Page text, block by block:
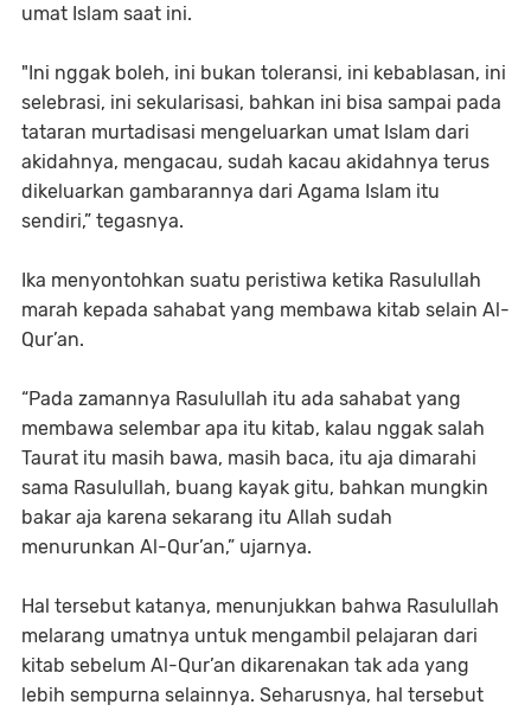
umat Islam saat ini.
"Ini nggak boleh, ini bukan toleransi, ini kebablasan, ini
selebrasi, ini sekularisasi, bahkan ini bisa sampai pada
tataran murtadisasi mengeluarkan umat Islam dari
akidahnya, mengacau, sudah kacau akidahnya terus
dikeluarkan gambarannya dari Agama Islam itu
sendiri,” tegasnya.
Ika menyontohkan suatu peristiwa ketika Rasulullah
marah kepada sahabat yang membawa kitab selain Al-
Qur’an.
“Pada zamannya Rasulullah itu ada sahabat yang
membawa selembar apa itu kitab, kalau nggak salah
Taurat itu masih bawa, masih baca, itu aja dimarahi
sama Rasulullah, buang kayak gitu, bahkan mungkin
bakar aja karena sekarang itu Allah sudah
menurunkan Al-Qur’an,” ujarnya.
Hal tersebut katanya, menunjukkan bahwa Rasulullah
melarang umatnya untuk mengambil pelajaran dari
kitab sebelum Al-Qur’an dikarenakan tak ada yang
lebih sempurna selainnya. Seharusnya, hal tersebut